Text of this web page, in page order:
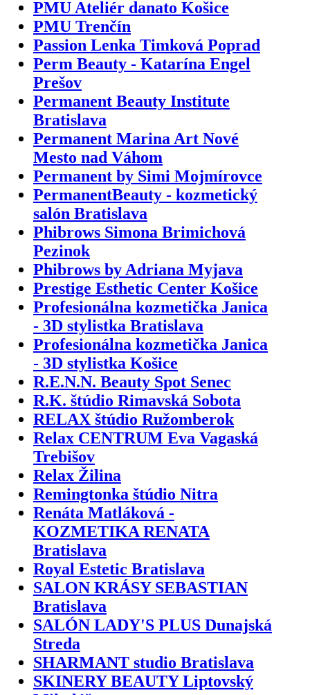
PMU Ateliér danato Košice
PMU Trenčín
Passion Lenka Timková Poprad
Perm Beauty - Katarína Engel
Prešov
Permanent Beauty Institute
Bratislava
Permanent Marina Art Nové
Mesto nad Váhom
Permanent by Simi Mojmírovce
PermanentBeauty - kozmetický
salón Bratislava
Phibrows Simona Brimichová
Pezinok
Phibrows by Adriana Myjava
Prestige Esthetic Center Košice
Profesionálna kozmetička Janica
- 3D stylistka Bratislava
Profesionálna kozmetička Janica
- 3D stylistka Košice
R.E.N.N. Beauty Spot Senec
R.K. štúdio Rimavská Sobota
RELAX štúdio Ružomberok
Relax CENTRUM Eva Vagaská
Trebišov
Relax Žilina
Remingtonka štúdio Nitra
Renáta Matláková -
KOZMETIKA RENATA
Bratislava
Royal Estetic Bratislava
SALON KRÁSY SEBASTIAN
Bratislava
SALÓN LADY'S PLUS Dunajská
Streda
SHARMANT studio Bratislava
SKINERY BEAUTY Liptovský